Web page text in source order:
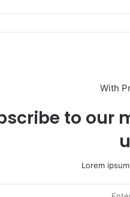
With
to our
Lorem